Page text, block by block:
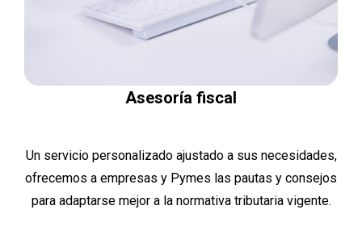
Asesoría fiscal
Un servicio personalizado ajustado a sus necesidades,
ofrecemos a empresas y Pymes las pautas y consejos
para adaptarse mejor a la normativa tributaria vigente.